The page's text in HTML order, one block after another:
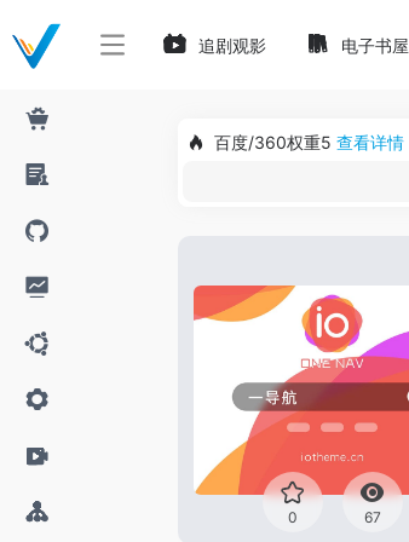
追剧观影 电子书屋
百度/360权重5 查看详情
0 67